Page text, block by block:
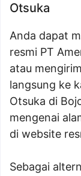
Otsuka
Anda dapat
resmi PT
atau
langsung ke
Otsuka di
mengenai
di website
Sebagai